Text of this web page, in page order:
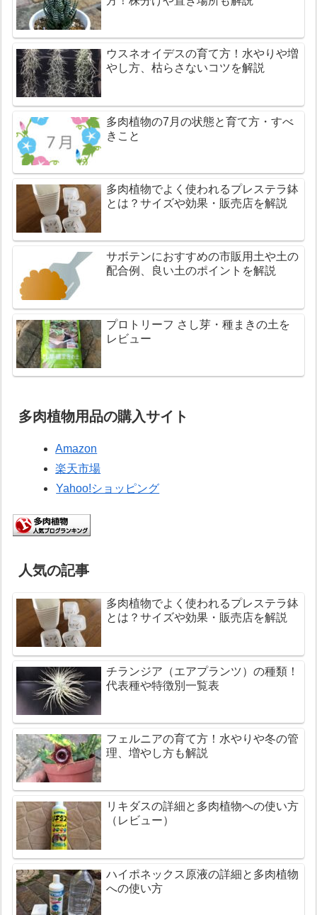
ウスネオイデスの育て方！水やりや増
やし方、枯らさないコツを解説
多肉植物の7月の状態と育て方・すべ
きこと
多肉植物でよく使われるプレステラ鉢
とは？サイズや効果・販売店を解説
サボテンにおすすめの市販用土や土の
配合例、良い土のポイントを解説
プロトリーフ さし芽・種まきの土を
レビュー
多肉植物用品の購入サイト
Amazon
楽天市場
Yahoo!ショッピング
人気の記事
多肉植物でよく使われるプレステラ鉢
とは？サイズや効果・販売店を解説
チランジア（エアプランツ）の種類！
代表種や特徴別一覧表
フェルニアの育て方！水やりや冬の管
理、増やし方も解説
リキダスの詳細と多肉植物への使い方
（レビュー）
ハイポネックス原液の詳細と多肉植物
への使い方